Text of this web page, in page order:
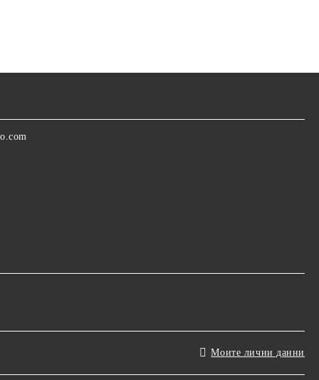
Моите лични данни